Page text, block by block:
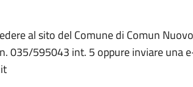
al sito del Comune di Comun
035/595043 int. 5 oppure inviare una